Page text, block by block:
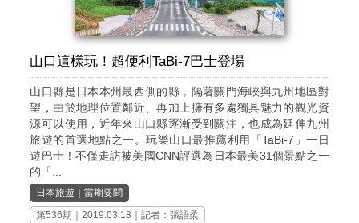
山口這樣玩！超便利TaBi-7巴士登場
山口縣是日本本州最西側的縣，隔著關門海峽與九州地區對
望，由於地理位置鄰近、再加上擁有多處獨具魅力的觀光資
源可以使用，近年來山口縣逐漸受到關注，也成為延伸九州
旅遊的首選地點之一。玩樂山口最推薦利用「TaBi-7」一日
遊巴士！不僅走訪被美國CNN評選為日本最美31個景點之一
的「...
日本旅遊 ｜當期要聞
第536期
｜2019.03.18｜記者：張語柔